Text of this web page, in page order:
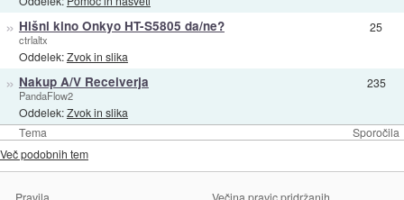
Tema Sporočila
» Hišni kino Onkyo HT-S5805 da/ne?
ctrlaltx
Oddelek:Zvok in slika
25
» Nakup A/V Receiverja
PandaFlow2
Oddelek:Zvok in slika
235
Več podobnih tem
Pravila Večina pravic pridržanih